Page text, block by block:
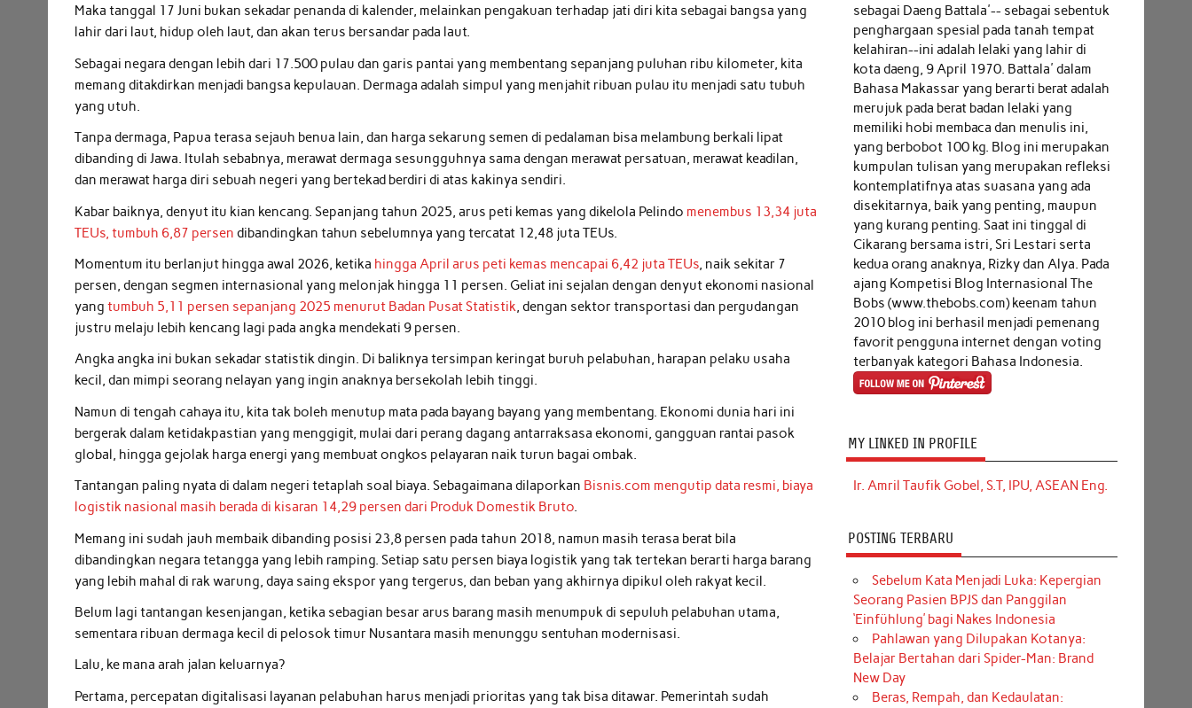
Maka tanggal 17 Juni bukan sekadar penanda di kalender, melainkan pengakuan terhadap jati diri kita sebagai bangsa yang
lahir dari laut, hidup oleh laut, dan akan terus bersandar pada laut.
Sebagai negara dengan lebih dari 17.500 pulau dan garis pantai yang membentang sepanjang puluhan ribu kilometer, kita
memang ditakdirkan menjadi bangsa kepulauan. Dermaga adalah simpul yang menjahit ribuan pulau itu menjadi satu tubuh
yang utuh.
Tanpa dermaga, Papua terasa sejauh benua lain, dan harga sekarung semen di pedalaman bisa melambung berkali lipat
dibanding di Jawa. Itulah sebabnya, merawat dermaga sesungguhnya sama dengan merawat persatuan, merawat keadilan,
dan merawat harga diri sebuah negeri yang bertekad berdiri di atas kakinya sendiri.
Kabar baiknya, denyut itu kian kencang. Sepanjang tahun 2025, arus peti kemas yang dikelola Pelindo menembus 13,34 juta
TEUs, tumbuh 6,87 persen dibandingkan tahun sebelumnya yang tercatat 12,48 juta TEUs.
Momentum itu berlanjut hingga awal 2026, ketika hingga April arus peti kemas mencapai 6,42 juta TEUs, naik sekitar 7
persen, dengan segmen internasional yang melonjak hingga 11 persen. Geliat ini sejalan dengan denyut ekonomi nasional
yangtumbuh 5,11 persen sepanjang 2025 menurut Badan Pusat Statistik, dengan sektor transportasi dan pergudangan
justru melaju lebih kencang lagi pada angka mendekati 9 persen.
Angka angka ini bukan sekadar statistik dingin. Di baliknya tersimpan keringat buruh pelabuhan, harapan pelaku usaha
kecil, dan mimpi seorang nelayan yang ingin anaknya bersekolah lebih tinggi.
Namun di tengah cahaya itu, kita tak boleh menutup mata pada bayang bayang yang membentang. Ekonomi dunia hari ini
bergerak dalam ketidakpastian yang menggigit, mulai dari perang dagang antarraksasa ekonomi, gangguan rantai pasok
global, hingga gejolak harga energi yang membuat ongkos pelayaran naik turun bagai ombak.
Tantangan paling nyata di dalam negeri tetaplah soal biaya. Sebagaimana dilaporkan Bisnis.com mengutip data resmi, biaya
logistik nasional masih berada di kisaran 14,29 persen dari Produk Domestik Bruto.
Memang ini sudah jauh membaik dibanding posisi 23,8 persen pada tahun 2018, namun masih terasa berat bila
dibandingkan negara tetangga yang lebih ramping. Setiap satu persen biaya logistik yang tak tertekan berarti harga barang
yang lebih mahal di rak warung, daya saing ekspor yang tergerus, dan beban yang akhirnya dipikul oleh rakyat kecil.
Belum lagi tantangan kesenjangan, ketika sebagian besar arus barang masih menumpuk di sepuluh pelabuhan utama,
sementara ribuan dermaga kecil di pelosok timur Nusantara masih menunggu sentuhan modernisasi.
Lalu, ke mana arah jalan keluarnya?
Pertama, percepatan digitalisasi layanan pelabuhan harus menjadi prioritas yang tak bisa ditawar. Pemerintah sudah
sebagai Daeng Battala'-- sebagai sebentuk
penghargaan spesial pada tanah tempat
kelahiran--ini adalah lelaki yang lahir di
kota daeng, 9 April 1970. Battala' dalam
Bahasa Makassar yang berarti berat adalah
merujuk pada berat badan lelaki yang
memiliki hobi membaca dan menulis ini,
yang berbobot 100 kg. Blog ini merupakan
kumpulan tulisan yang merupakan refleksi
kontemplatifnya atas suasana yang ada
disekitarnya, baik yang penting, maupun
yang kurang penting. Saat ini tinggal di
Cikarang bersama istri, Sri Lestari serta
kedua orang anaknya, Rizky dan Alya. Pada
ajang Kompetisi Blog Internasional The
Bobs (www.thebobs.com) keenam tahun
2010 blog ini berhasil menjadi pemenang
favorit pengguna internet dengan voting
terbanyak kategori Bahasa Indonesia.
MY LINKED IN PROFILE
Ir. Amril Taufik Gobel, S.T, IPU, ASEAN Eng.
POSTING TERBARU
Sebelum Kata Menjadi Luka: Kepergian
Seorang Pasien BPJS dan Panggilan
‘Einfühlung’ bagi Nakes Indonesia
Pahlawan yang Dilupakan Kotanya:
Belajar Bertahan dari Spider-Man: Brand
New Day
Beras, Rempah, dan Kedaulatan: